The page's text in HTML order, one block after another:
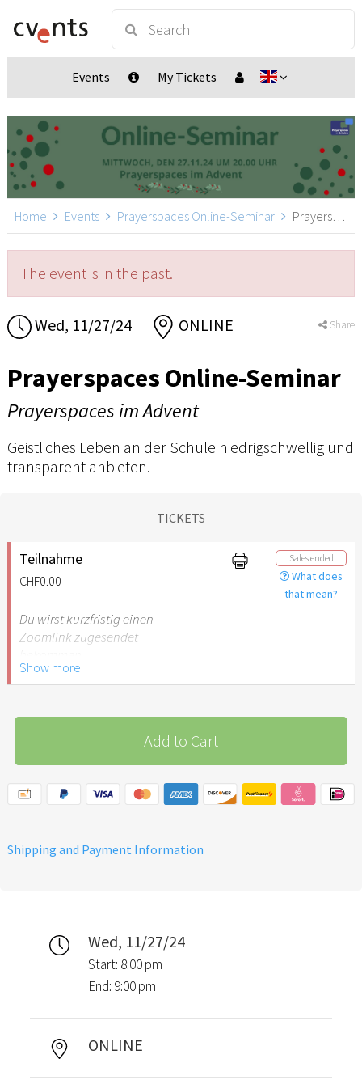
Events My Tickets
Home Events Prayerspaces Online-Seminar Prayerspaces Online-Seminar, ONLINE
The event is in the past.
Wed, 11/27/24 ONLINE Share
Prayerspaces Online-Seminar
Prayerspaces im Advent
Geistliches Leben an der Schule niedrigschwellig und
transparent anbieten.
TICKETS
Teilnahme
CHF0.00
Sales ended
What does
that mean?
Du wirst kurzfristig einen
Zoomlink zugesendet
Show more
Add to Cart
Shipping and Payment Information
Wed, 11/27/24
Start: 8:00 pm
End: 9:00 pm
ONLINE